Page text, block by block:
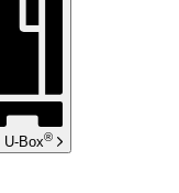
U-Box®